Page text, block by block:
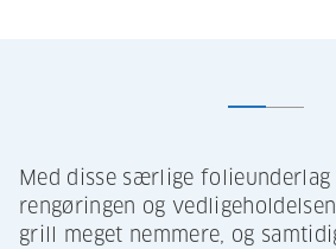
Med disse særlige folieunderlag
rengøringen og
grill meget nemmere, og